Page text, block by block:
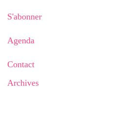
S'abonner
Agenda
Contact
Archives